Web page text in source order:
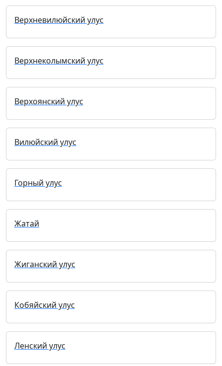
Верхневилюйский улус
Верхнеколымский улус
Верхоянский улус
Вилюйский улус
Горный улус
Жатай
Жиганский улус
Кобяйский улус
Ленский улус